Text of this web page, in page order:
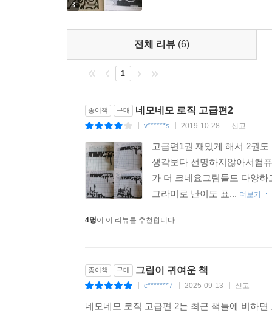
3
전체 리뷰 (6)
1
종이책 구매 네모네모 로직 고급편2
v******s 2019-10-28 신고
고급편1권 재밌게 해서 2권
생각보다 선명하지않아서컴
가 더 크네요그림들도 다양
그라미로 난이도 표... 더보기
4명이 이 리뷰를 추천합니다.
종이책 구매 그림이 귀여운 책
c*******7 2025-09-13 신고
네모네모 로직 고급편 2는 최근 책들에 비하